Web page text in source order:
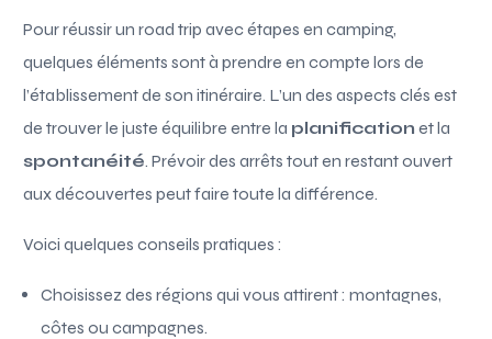
Pour réussir un road trip avec étapes en camping,
quelques éléments sont à prendre en compte lors de
l’établissement de son itinéraire. L’un des aspects clés est
de trouver le juste équilibre entre la planification et la
spontanéité. Prévoir des arrêts tout en restant ouvert
aux découvertes peut faire toute la différence.
Voici quelques conseils pratiques :
Choisissez des régions qui vous attirent : montagnes,
côtes ou campagnes.